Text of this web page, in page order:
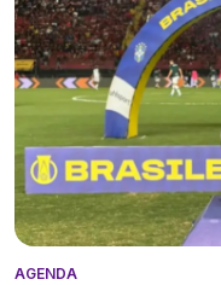
AGENDA